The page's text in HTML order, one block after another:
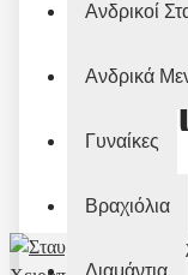
Ανδρικοί
Ανδρικά
Γυναίκες
Βραχιόλια
Διαμάντια